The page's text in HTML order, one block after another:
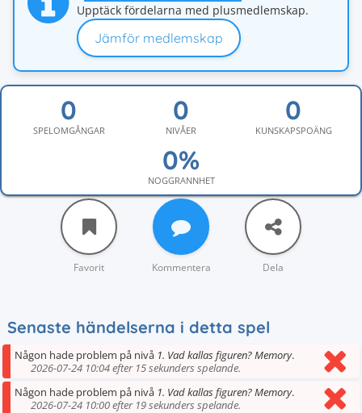
Upptäck fördelarna med plusmedlemskap.
Jämför medlemskap
SPELOMGÅNGAR NIVÅER KUNSKAPSPOÄNG
NOGGRANNHET
Favorit Kommentera Dela
Senaste händelserna i detta spel
Någon hade problem på nivå 1. Vad kallas figuren? Memory.
2026-07-24 10:04 efter 15 sekunders spelande.
Någon hade problem på nivå 1. Vad kallas figuren? Memory.
2026-07-24 10:00 efter 19 sekunders spelande.